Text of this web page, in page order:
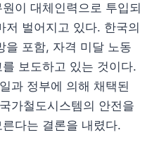
이 대체인력으로 투입되
저 벌어지고 있다. 한국의
을 포함, 자격 미달 노동
보도하고 있는 것이다.
과 정부에 의해 채택된
가철도시스템의 안전을
다는 결론을 내렸다.